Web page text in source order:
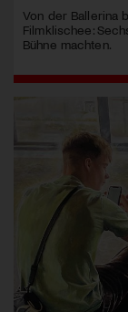
Von der Ballerina
Filmklischee:
Bühne machten.